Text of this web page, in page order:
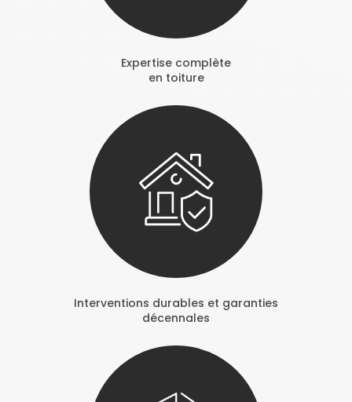
Expertise complète
en toiture
Interventions durables et garanties
décennales